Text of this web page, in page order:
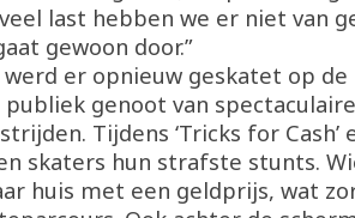
veel last hebben we er niet van
gewoon door.”
er opnieuw geskatet op
genoot van
Tijdens ‘Tricks for Cash’
skaters hun strafste stunts.
huis met een geldprijs, wat